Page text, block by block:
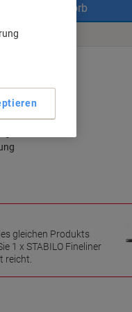
In den Warenkorb
gleichen Produkts
1 x STABILO Fineliner
reicht.